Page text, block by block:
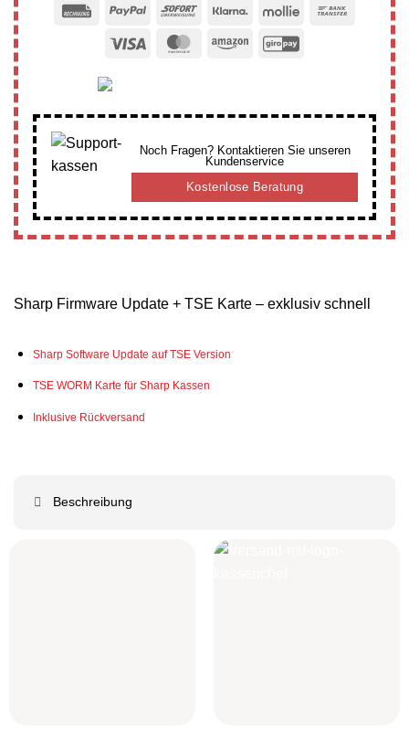
RechungPayPal Sofort Klarna Mollie
Transfer
Visa MasterCardAmazonGiroPay
Noch Fragen? Kontaktieren Sie unseren
Kundenservice
Kostenlose Beratung
Sharp Firmware Update + TSE Karte – exklusiv schnell
Sharp Software Update auf TSE Version
TSE WORM Karte für Sharp Kassen
Inklusive Rückversand
Beschreibung